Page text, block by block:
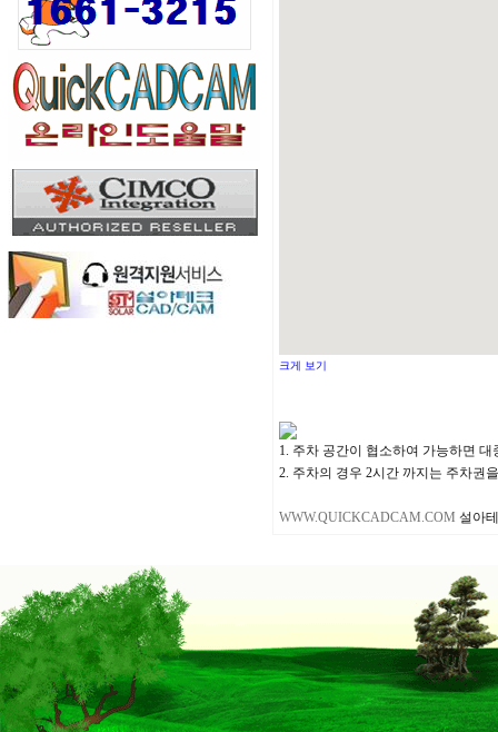
크게 보기
1. 주차 공간이 협소하여 가능하면
2. 주차의 경우 2시간 까지는 주차권
WWW.QUICKCADCAM.COM 설아